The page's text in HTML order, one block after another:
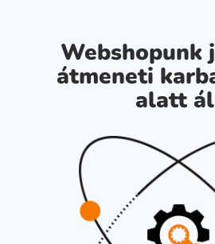
Webshopunk
átmeneti
alatt